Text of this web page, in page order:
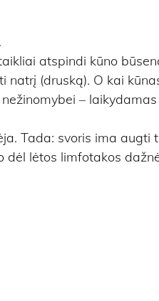
.
atspindi kūno
natrį (druską). O kai
–
Tada: svoris ima augti
dėl lėtos limfotakos